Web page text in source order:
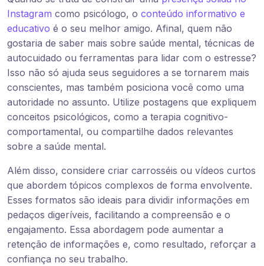
Instagram como psicólogo, o conteúdo informativo e
educativo é o seu melhor amigo. Afinal, quem não
gostaria de saber mais sobre saúde mental, técnicas de
autocuidado ou ferramentas para lidar com o estresse?
Isso não só ajuda seus seguidores a se tornarem mais
conscientes, mas também posiciona você como uma
autoridade no assunto. Utilize postagens que expliquem
conceitos psicológicos, como a terapia cognitivo-
comportamental, ou compartilhe dados relevantes
sobre a saúde mental.
Além disso, considere criar carrosséis ou vídeos curtos
que abordem tópicos complexos de forma envolvente.
Esses formatos são ideais para dividir informações em
pedaços digeríveis, facilitando a compreensão e o
engajamento. Essa abordagem pode aumentar a
retenção de informações e, como resultado, reforçar a
confiança no seu trabalho.